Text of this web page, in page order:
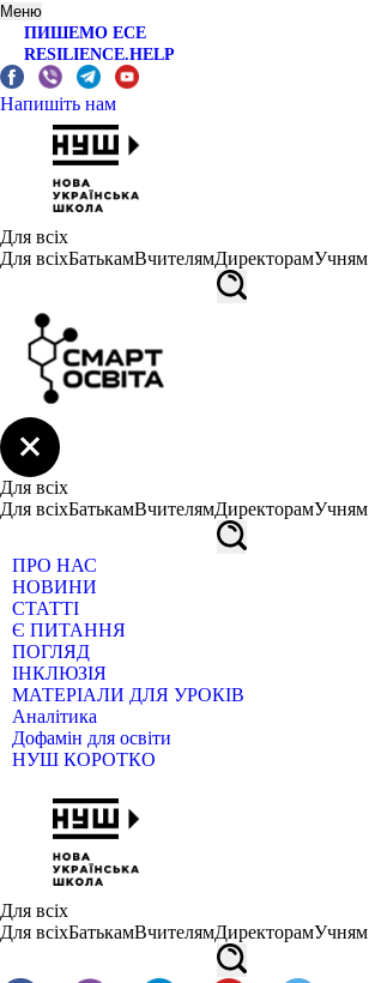
Меню
ПИШЕМО ЕСЕ
RESILIENCE.HELP
Напишіть нам
Для всіх
Для всіхБатькамВчителямДиректорамУчням
Для всіх
Для всіхБатькамВчителямДиректорамУчням
ПРО НАС
НОВИНИ
СТАТТІ
Є ПИТАННЯ
ПОГЛЯД
ІНКЛЮЗІЯ
МАТЕРІАЛИ ДЛЯ УРОКІВ
Аналітика
Дофамін для освіти
НУШ КОРОТКО
Для всіх
Для всіхБатькамВчителямДиректорамУчням